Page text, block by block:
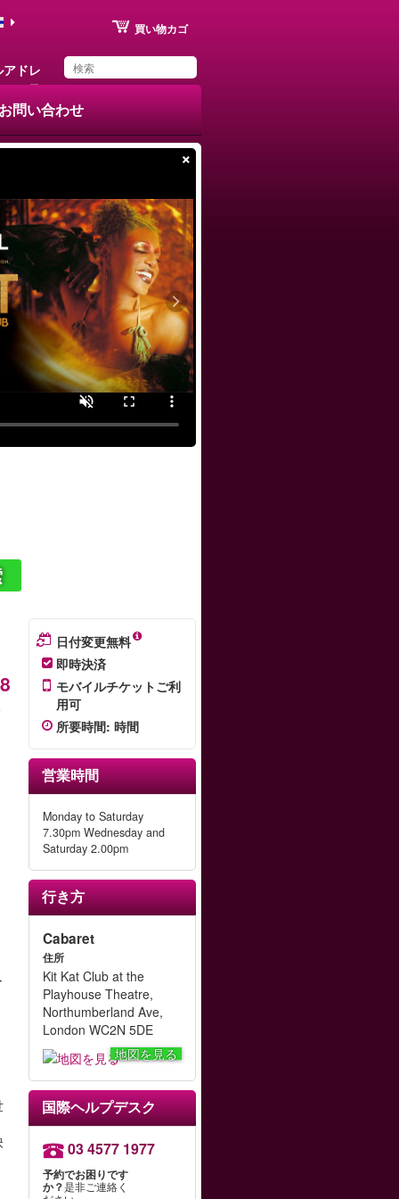
ドレ
ス
買い物カゴ
問い合わせ
×
日付変更無料
即時決済
モバイルチケットご利
用可
所要時間: 時間
営業時間
Monday to Saturday
7.30pm Wednesday and
Saturday 2.00pm
行き方
Cabaret
住所
Kit Kat Club at the
Playhouse Theatre,
Northumberland Ave,
London WC2N 5DE
地図を見る
国際ヘルプデスク
03 4577 1977
予約でお困りです
か？是非ご連絡く